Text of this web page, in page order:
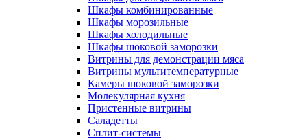
Шкафы комбинированные
Шкафы морозильные
Шкафы холодильные
Шкафы шоковой заморозки
Витрины для демонстрации мяса
Витрины мультитемпературные
Камеры шоковой заморозки
Молекулярная кухня
Пристенные витрины
Саладетты
Сплит-системы